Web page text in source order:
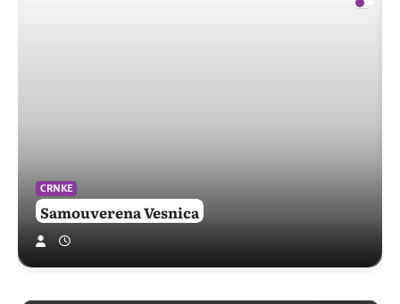
CRNKE
Samouverena Vesnica